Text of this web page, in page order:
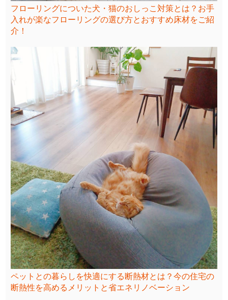
フローリングについた犬・猫のおしっこ対策とは？お手
入れが楽なフローリングの選び方とおすすめ床材をご紹
介！
ペットとの暮らしを快適にする断熱材とは？今の住宅の
断熱性を高めるメリットと省エネリノベーション